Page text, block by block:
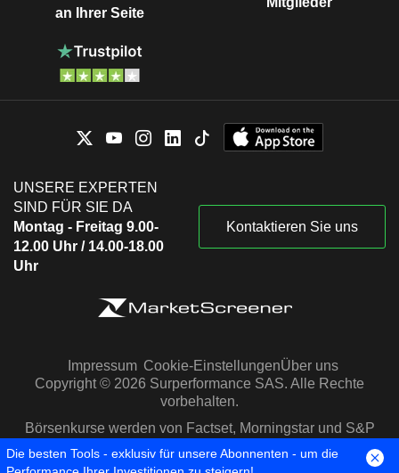
an Ihrer Seite
UNSERE EXPERTEN
SIND FÜR SIE DA
Montag - Freitag 9.00-
12.00 Uhr / 14.00-18.00
Uhr
Kontaktieren Sie uns
Impressum Cookie-EinstellungenÜber uns
Copyright © 2026 Surperformance SAS. Alle Rechte
vorbehalten.
Börsenkurse werden von Factset, Morningstar und S&P
Capital IQ zur Verfügung gestellt
Die besten Tools - exklusiv für unsere Abonnenten - um die